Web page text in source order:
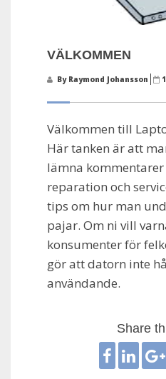
VÄLKOMMEN
By Raymond Johansson
Välkommen till
Här tanken är att
lämna kommentarer
reparation och
tips om hur man
pajar. Om ni vill
konsumenter för
gör att datorn inte
användande.
Share